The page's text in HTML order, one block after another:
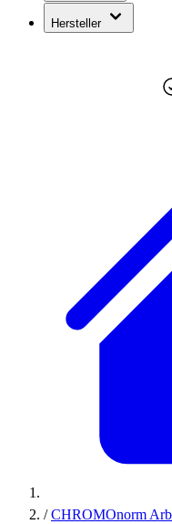
Hersteller
/ CHROMOnorm